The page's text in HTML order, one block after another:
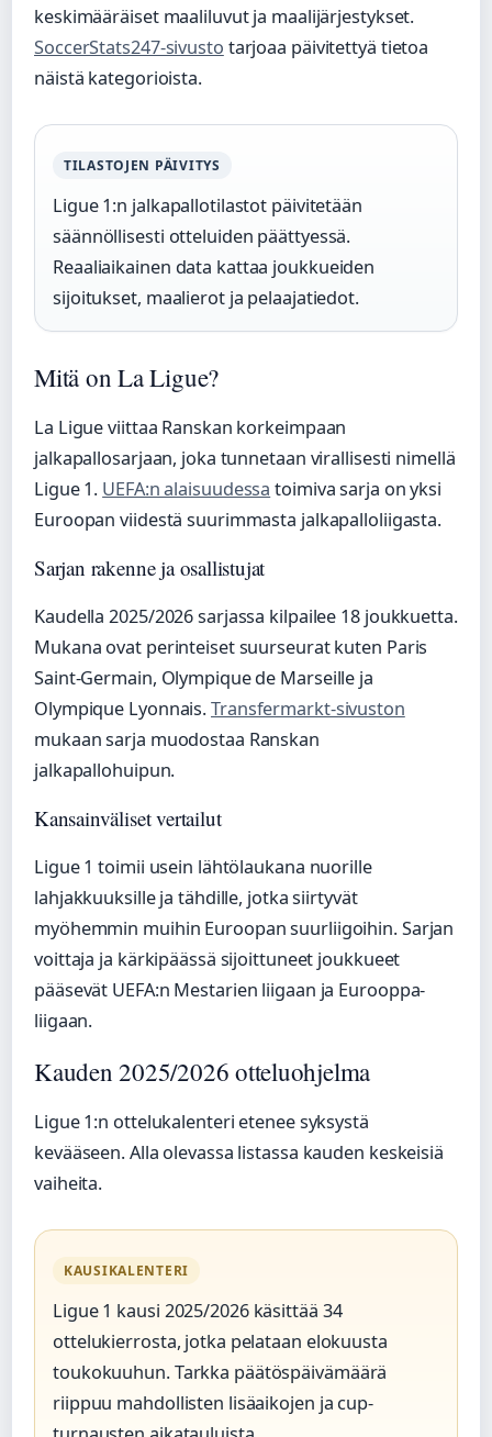
keskimääräiset maaliluvut ja maalijärjestykset.
SoccerStats247-sivusto tarjoaa päivitettyä tietoa
näistä kategorioista.
TILASTOJEN PÄIVITYS
Ligue 1:n jalkapallotilastot päivitetään
säännöllisesti otteluiden päättyessä.
Reaaliaikainen data kattaa joukkueiden
sijoitukset, maalierot ja pelaajatiedot.
Mitä on La Ligue?
La Ligue viittaa Ranskan korkeimpaan
jalkapallosarjaan, joka tunnetaan virallisesti nimellä
Ligue 1. UEFA:n alaisuudessa toimiva sarja on yksi
Euroopan viidestä suurimmasta jalkapalloliigasta.
Sarjan rakenne ja osallistujat
Kaudella 2025/2026 sarjassa kilpailee 18 joukkuetta.
Mukana ovat perinteiset suurseurat kuten Paris
Saint-Germain, Olympique de Marseille ja
Olympique Lyonnais.Transfermarkt-sivuston
mukaan sarja muodostaa Ranskan
jalkapallohuipun.
Kansainväliset vertailut
Ligue 1 toimii usein lähtölaukana nuorille
lahjakkuuksille ja tähdille, jotka siirtyvät
myöhemmin muihin Euroopan suurliigoihin. Sarjan
voittaja ja kärkipäässä sijoittuneet joukkueet
pääsevät UEFA:n Mestarien liigaan ja Eurooppa-
liigaan.
Kauden 2025/2026 otteluohjelma
Ligue 1:n ottelukalenteri etenee syksystä
kevääseen. Alla olevassa listassa kauden keskeisiä
vaiheita.
KAUSIKALENTERI
Ligue 1 kausi 2025/2026 käsittää 34
ottelukierrosta, jotka pelataan elokuusta
toukokuuhun. Tarkka päätöspäivämäärä
riippuu mahdollisten lisäaikojen ja cup-